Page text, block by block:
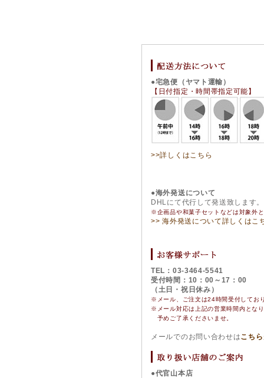
●宅急便（ヤマト運輸）
【日付指定・時間帯指定可能】
>>詳しくはこちら
●海外発送について
DHLにて代行して発送致します。
※企画品や和菓子セットなどは対象外
>> 海外発送について詳しくはこ
TEL：03-3464-5541
受付時間：10：00～17：00
（土日・祝日休み）
※メール、ご注文は24時間受付してお
※ メール対応は上記の営業時間内とな
予めご了承くださいませ。
メールでのお問い合わせはこちら
●代官山本店